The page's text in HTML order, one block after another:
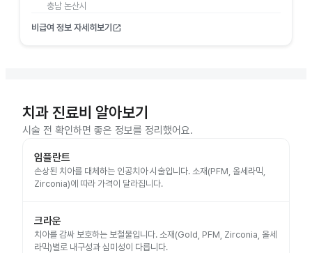
충남 논산시
비급여 정보 자세히보기 open_in_new
치과 진료비 알아보기
시술 전 확인하면 좋은 정보를 정리했어요.
임플란트
손상된 치아를 대체하는 인공치아 시술입니다. 소재(PFM, 올세라믹,
Zirconia)에 따라 가격이 달라집니다.
크라운
치아를 감싸 보호하는 보철물입니다. 소재(Gold, PFM, Zirconia, 올세
라믹)별로 내구성과 심미성이 다릅니다.